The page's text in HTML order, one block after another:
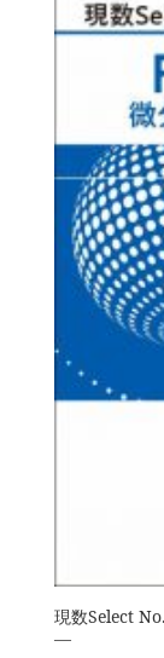
現数Select
—